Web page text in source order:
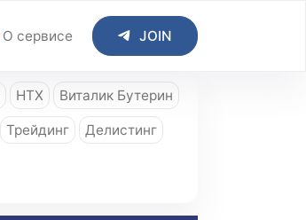
О сервисе JOIN
HTX Виталик Бутерин
Трейдинг Делистинг